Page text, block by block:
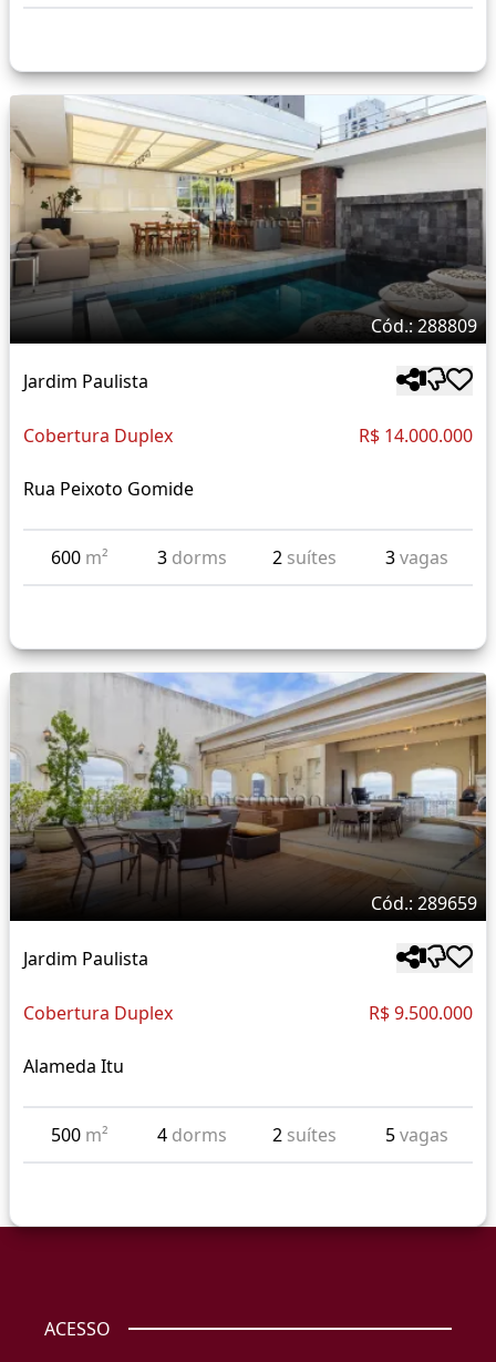
Cód.: 288809
Jardim Paulista
Cobertura Duplex R$ 14.000.000
Rua Peixoto Gomide
600 m² 3 dorms 2 suítes 3vagas
Cód.: 289659
Jardim Paulista
Cobertura Duplex R$ 9.500.000
Alameda Itu
500 m² 4 dorms 2 suítes 5vagas
ACESSO